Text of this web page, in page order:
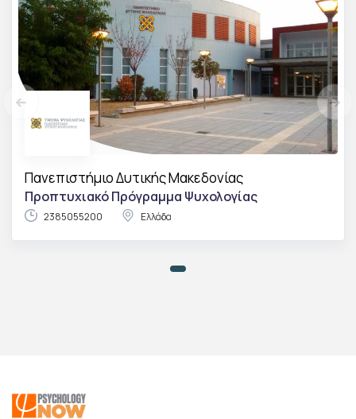
Πανεπιστήμιο Δυτικής Μακεδονίας
Προπτυχιακό Πρόγραμμα Ψυχολογίας
2385055200 Ελλάδα